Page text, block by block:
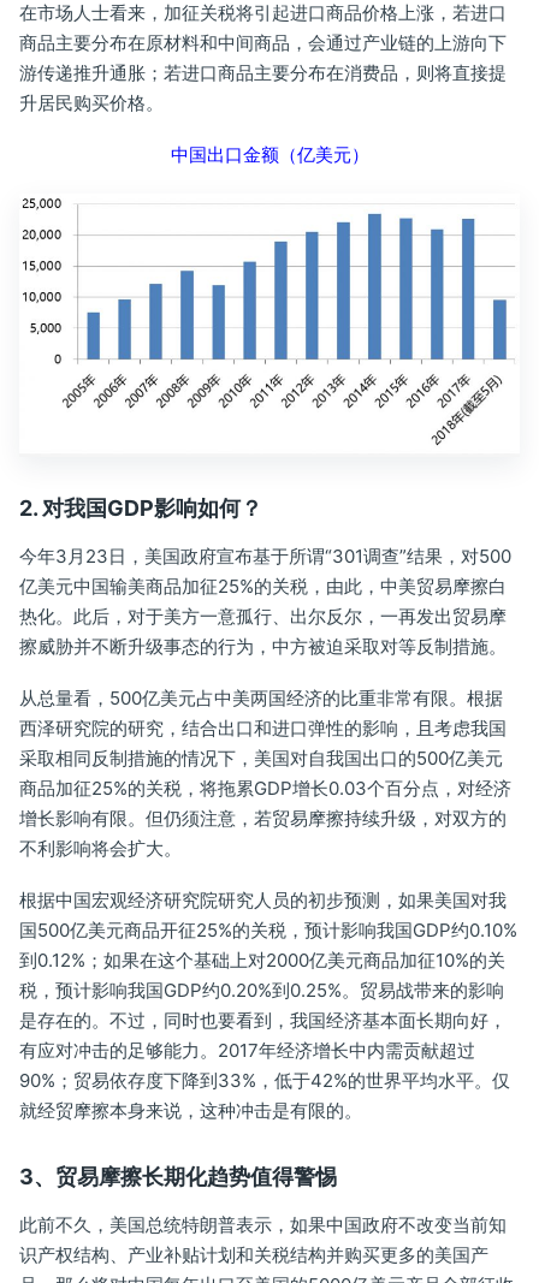
在市场人士看来，加征关税将引起进口商品价格上涨，若进口
商品主要分布在原材料和中间商品，会通过产业链的上游向下
游传递推升通胀；若进口商品主要分布在消费品，则将直接提
升居民购买价格。
中国出口金额（亿美元）
2. 对我国GDP影响如何？
今年3月23日，美国政府宣布基于所谓“301调查”结果，对500
亿美元中国输美商品加征25%的关税，由此，中美贸易摩擦白
热化。此后，对于美方一意孤行、出尔反尔，一再发出贸易摩
擦威胁并不断升级事态的行为，中方被迫采取对等反制措施。
从总量看，500亿美元占中美两国经济的比重非常有限。根据
西泽研究院的研究，结合出口和进口弹性的影响，且考虑我国
采取相同反制措施的情况下，美国对自我国出口的500亿美元
商品加征25%的关税，将拖累GDP增长0.03个百分点，对经济
增长影响有限。但仍须注意，若贸易摩擦持续升级，对双方的
不利影响将会扩大。
根据中国宏观经济研究院研究人员的初步预测，如果美国对我
国500亿美元商品开征25%的关税，预计影响我国GDP约0.10%
到0.12%；如果在这个基础上对2000亿美元商品加征10%的关
税，预计影响我国GDP约0.20%到0.25%。贸易战带来的影响
是存在的。不过，同时也要看到，我国经济基本面长期向好，
有应对冲击的足够能力。2017年经济增长中内需贡献超过
90%；贸易依存度下降到33%，低于42%的世界平均水平。仅
就经贸摩擦本身来说，这种冲击是有限的。
3、贸易摩擦长期化趋势值得警惕
此前不久，美国总统特朗普表示，如果中国政府不改变当前知
识产权结构、产业补贴计划和关税结构并购买更多的美国产